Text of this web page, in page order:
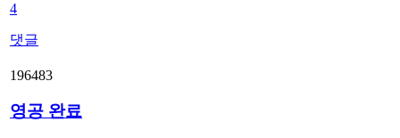
4
댓글
196483
영공 완료